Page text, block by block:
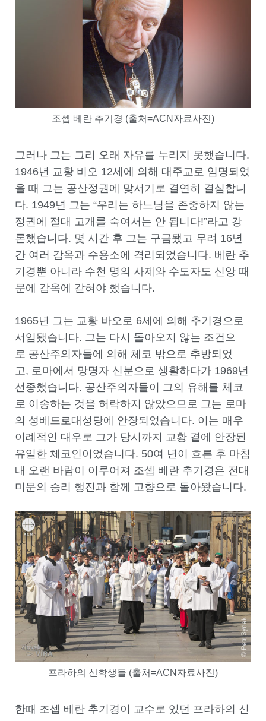
조셉 베란 추기경 (출처=ACN자료사진)
그러나 그는 그리 오래 자유를 누리지 못했습니다.
1946년 교황 비오 12세에 의해 대주교로 임명되었
을 때 그는 공산정권에 맞서기로 결연히 결심합니
다. 1949년 그는 “우리는 하느님을 존중하지 않는
정권에 절대 고개를 숙여서는 안 됩니다!”라고 강
론했습니다. 몇 시간 후 그는 구금됐고 무려 16년
간 여러 감옥과 수용소에 격리되었습니다. 베란 추
기경뿐 아니라 수천 명의 사제와 수도자도 신앙 때
문에 감옥에 갇혀야 했습니다.
1965년 그는 교황 바오로 6세에 의해 추기경으로
서임됐습니다. 그는 다시 돌아오지 않는 조건으
로 공산주의자들에 의해 체코 밖으로 추방되었
고, 로마에서 망명자 신분으로 생활하다가 1969년
선종했습니다. 공산주의자들이 그의 유해를 체코
로 이송하는 것을 허락하지 않았으므로 그는 로마
의 성베드로대성당에 안장되었습니다. 이는 매우
이례적인 대우로 그가 당시까지 교황 곁에 안장된
유일한 체코인이었습니다. 50여 년이 흐른 후 마침
내 오랜 바람이 이루어져 조셉 베란 추기경은 전대
미문의 승리 행진과 함께 고향으로 돌아왔습니다.
프라하의 신학생들 (출처=ACN자료사진)
한때 조셉 베란 추기경이 교수로 있던 프라하의 신